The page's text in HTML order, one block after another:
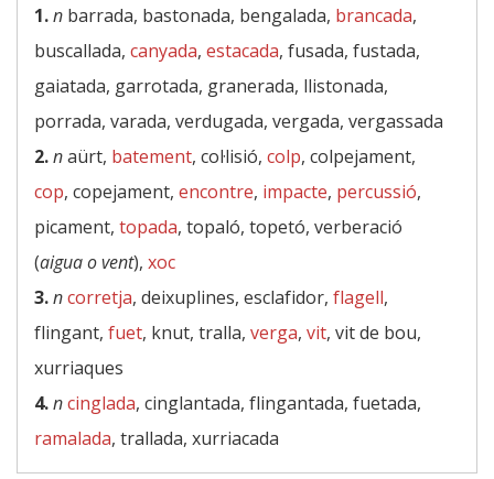
1.n barrada, bastonada, bengalada, brancada,
buscallada, canyada, estacada, fusada, fustada,
gaiatada, garrotada, granerada, llistonada,
porrada, varada, verdugada, vergada, vergassada
2.naürt, batement, col·lisió, colp, colpejament,
cop, copejament, encontre, impacte, percussió,
picament, topada, topaló, topetó, verberació
(aigua o vent), xoc
3.ncorretja, deixuplines, esclafidor, flagell,
flingant, fuet, knut, tralla, verga, vit, vit de bou,
xurriaques
4.ncinglada, cinglantada, flingantada, fuetada,
ramalada, trallada, xurriacada